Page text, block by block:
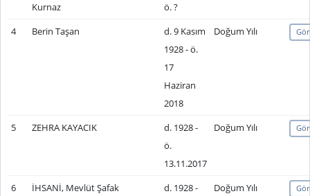
Kurnaz
ö. ?
4 Berin Taşan
d. 9 Kasım
1928 - ö.
17
Haziran
2018
Doğum Yılı
5 ZEHRA KAYACIK
d. 1928 -
ö.
13.11.2017
Doğum Yılı
6 İHSANİ, Mevlüt Şafak
d. 1928 -
Doğum Yılı